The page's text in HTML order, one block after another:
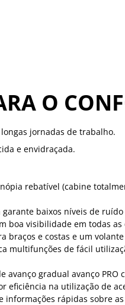
O
jornadas de trabalho.
e envidraçada.
rebatível (cabine
baixos níveis de ruído
boa visibilidade em todas
braços e costas e um
multifunções de fácil
avanço gradual avanço PRO
eficiência na utilização de
rápidas sobre